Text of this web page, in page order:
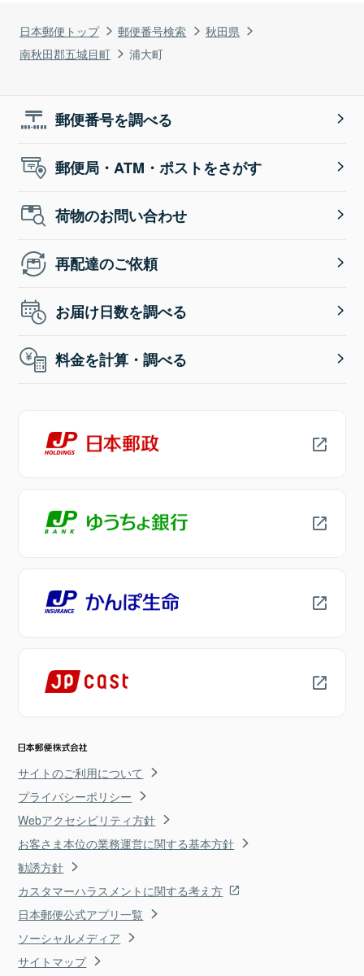
日本郵便トップ 郵便番号検索
秋田県
南秋田郡五城目町
浦大町
郵便番号を調べる
郵便局・ATM・ポストをさがす
荷物のお問い合わせ
再配達のご依頼
お届け日数を調べる
料金を計算・調べる
サイトのご利用について
プライバシーポリシー
Webアクセシビリティ方針
お客さま本位の業務運営に関する基本方針
勧誘方針
カスタマーハラスメントに関する考え方
日本郵便公式アプリ一覧
ソーシャルメディア
サイトマップ